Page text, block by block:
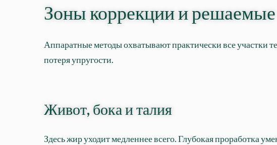
Зоны коррекции и решаемые
Аппаратные методы охватывают практически все участки
потеря упругости.
Живот, бока и талия
Здесь жир уходит медленнее всего. Глубокая проработка